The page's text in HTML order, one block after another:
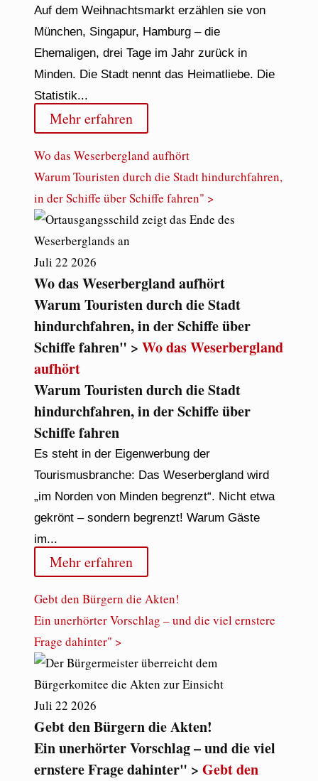
Auf dem Weihnachtsmarkt erzählen sie von
München, Singapur, Hamburg – die
Ehemaligen, drei Tage im Jahr zurück in
Minden. Die Stadt nennt das Heimatliebe. Die
Statistik...
Mehr erfahren
Wo das Weserbergland aufhört
Warum Touristen durch die Stadt hindurchfahren,
in der Schiffe über Schiffe fahren" >
Juli 22 2026
Wo das Weserbergland aufhört
Warum Touristen durch die Stadt
hindurchfahren, in der Schiffe über
Schiffe fahren" > Wo das Weserbergland
aufhört
Warum Touristen durch die Stadt
hindurchfahren, in der Schiffe über
Schiffe fahren
Es steht in der Eigenwerbung der
Tourismusbranche: Das Weserbergland wird
„im Norden von Minden begrenzt“. Nicht etwa
gekrönt – sondern begrenzt! Warum Gäste
im...
Mehr erfahren
Gebt den Bürgern die Akten!
Ein unerhörter Vorschlag – und die viel ernstere
Frage dahinter" >
Juli 22 2026
Gebt den Bürgern die Akten!
Ein unerhörter Vorschlag – und die viel
ernstere Frage dahinter" > Gebt den